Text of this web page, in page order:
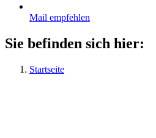
Mail empfehlen
Sie befinden sich hier:
Startseite